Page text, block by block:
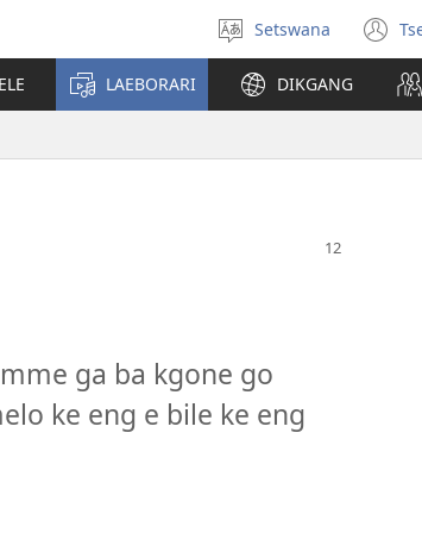
Tlhopha
puo
Setswana
(e
e
LAEBORARI DIKGANG
ga ba kgone go
ke eng e bile ke eng